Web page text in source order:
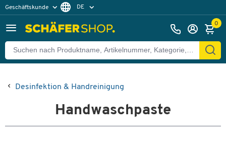
Geschäftskunde DE
0
Desinfektion & Handreinigung
Handwaschpaste